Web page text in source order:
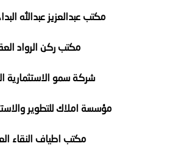
مكتب عبدالعزيز عبدالله
مكتب ركن الرواد
شركة سمو الاستثمارية
مؤسسة املاك للتطوير
مكتب اطياف النقاء